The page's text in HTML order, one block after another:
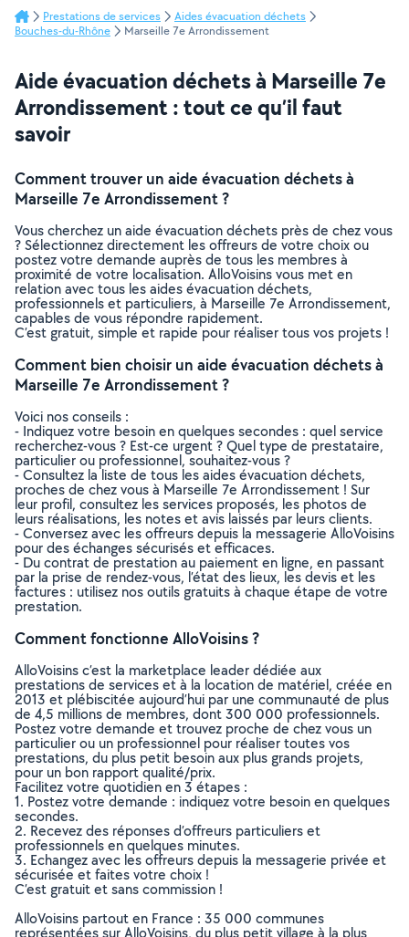
Prestations de services
Aides évacuation déchets
Bouches-du-Rhône
Marseille 7e Arrondissement
Aide évacuation déchets à Marseille 7e
Arrondissement : tout ce qu’il faut
savoir
Comment trouver un aide évacuation déchets à
Marseille 7e Arrondissement ?
Vous cherchez un aide évacuation déchets près de chez vous
? Sélectionnez directement les offreurs de votre choix ou
postez votre demande auprès de tous les membres à
proximité de votre localisation. AlloVoisins vous met en
relation avec tous les aides évacuation déchets,
professionnels et particuliers, à Marseille 7e Arrondissement,
capables de vous répondre rapidement.
C’est gratuit, simple et rapide pour réaliser tous vos projets !
Comment bien choisir un aide évacuation déchets à
Marseille 7e Arrondissement ?
Voici nos conseils :
- Indiquez votre besoin en quelques secondes : quel service
recherchez-vous ? Est-ce urgent ? Quel type de prestataire,
particulier ou professionnel, souhaitez-vous ?
- Consultez la liste de tous les aides évacuation déchets,
proches de chez vous à Marseille 7e Arrondissement ! Sur
leur profil, consultez les services proposés, les photos de
leurs réalisations, les notes et avis laissés par leurs clients.
- Conversez avec les offreurs depuis la messagerie AlloVoisins
pour des échanges sécurisés et efficaces.
- Du contrat de prestation au paiement en ligne, en passant
par la prise de rendez-vous, l’état des lieux, les devis et les
factures : utilisez nos outils gratuits à chaque étape de votre
prestation.
Comment fonctionne AlloVoisins ?
AlloVoisins c’est la marketplace leader dédiée aux
prestations de services et à la location de matériel, créée en
2013 et plébiscitée aujourd’hui par une communauté de plus
de 4,5 millions de membres, dont 300 000 professionnels.
Postez votre demande et trouvez proche de chez vous un
particulier ou un professionnel pour réaliser toutes vos
prestations, du plus petit besoin aux plus grands projets,
pour un bon rapport qualité/prix.
Facilitez votre quotidien en 3 étapes :
1. Postez votre demande : indiquez votre besoin en quelques
secondes.
2. Recevez des réponses d’offreurs particuliers et
professionnels en quelques minutes.
3. Echangez avec les offreurs depuis la messagerie privée et
sécurisée et faites votre choix !
C’est gratuit et sans commission !
AlloVoisins partout en France : 35 000 communes
représentées sur AlloVoisins, du plus petit village à la plus